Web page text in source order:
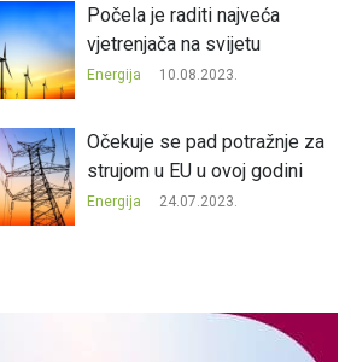
Počela je raditi najveća
vjetrenjača na svijetu
Energija 10.08.2023.
Očekuje se pad potražnje za
strujom u EU u ovoj godini
Energija 24.07.2023.